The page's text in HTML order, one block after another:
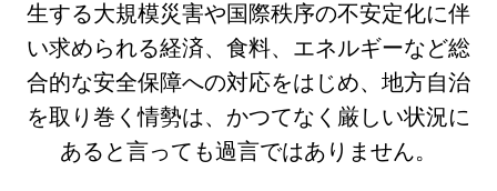
生する大規模災害や国際秩序の不安定化に伴
い求められる経済、食料、エネルギーなど総
合的な安全保障への対応をはじめ、地方自治
を取り巻く情勢は、かつてなく厳しい状況に
あると言っても過言ではありません。